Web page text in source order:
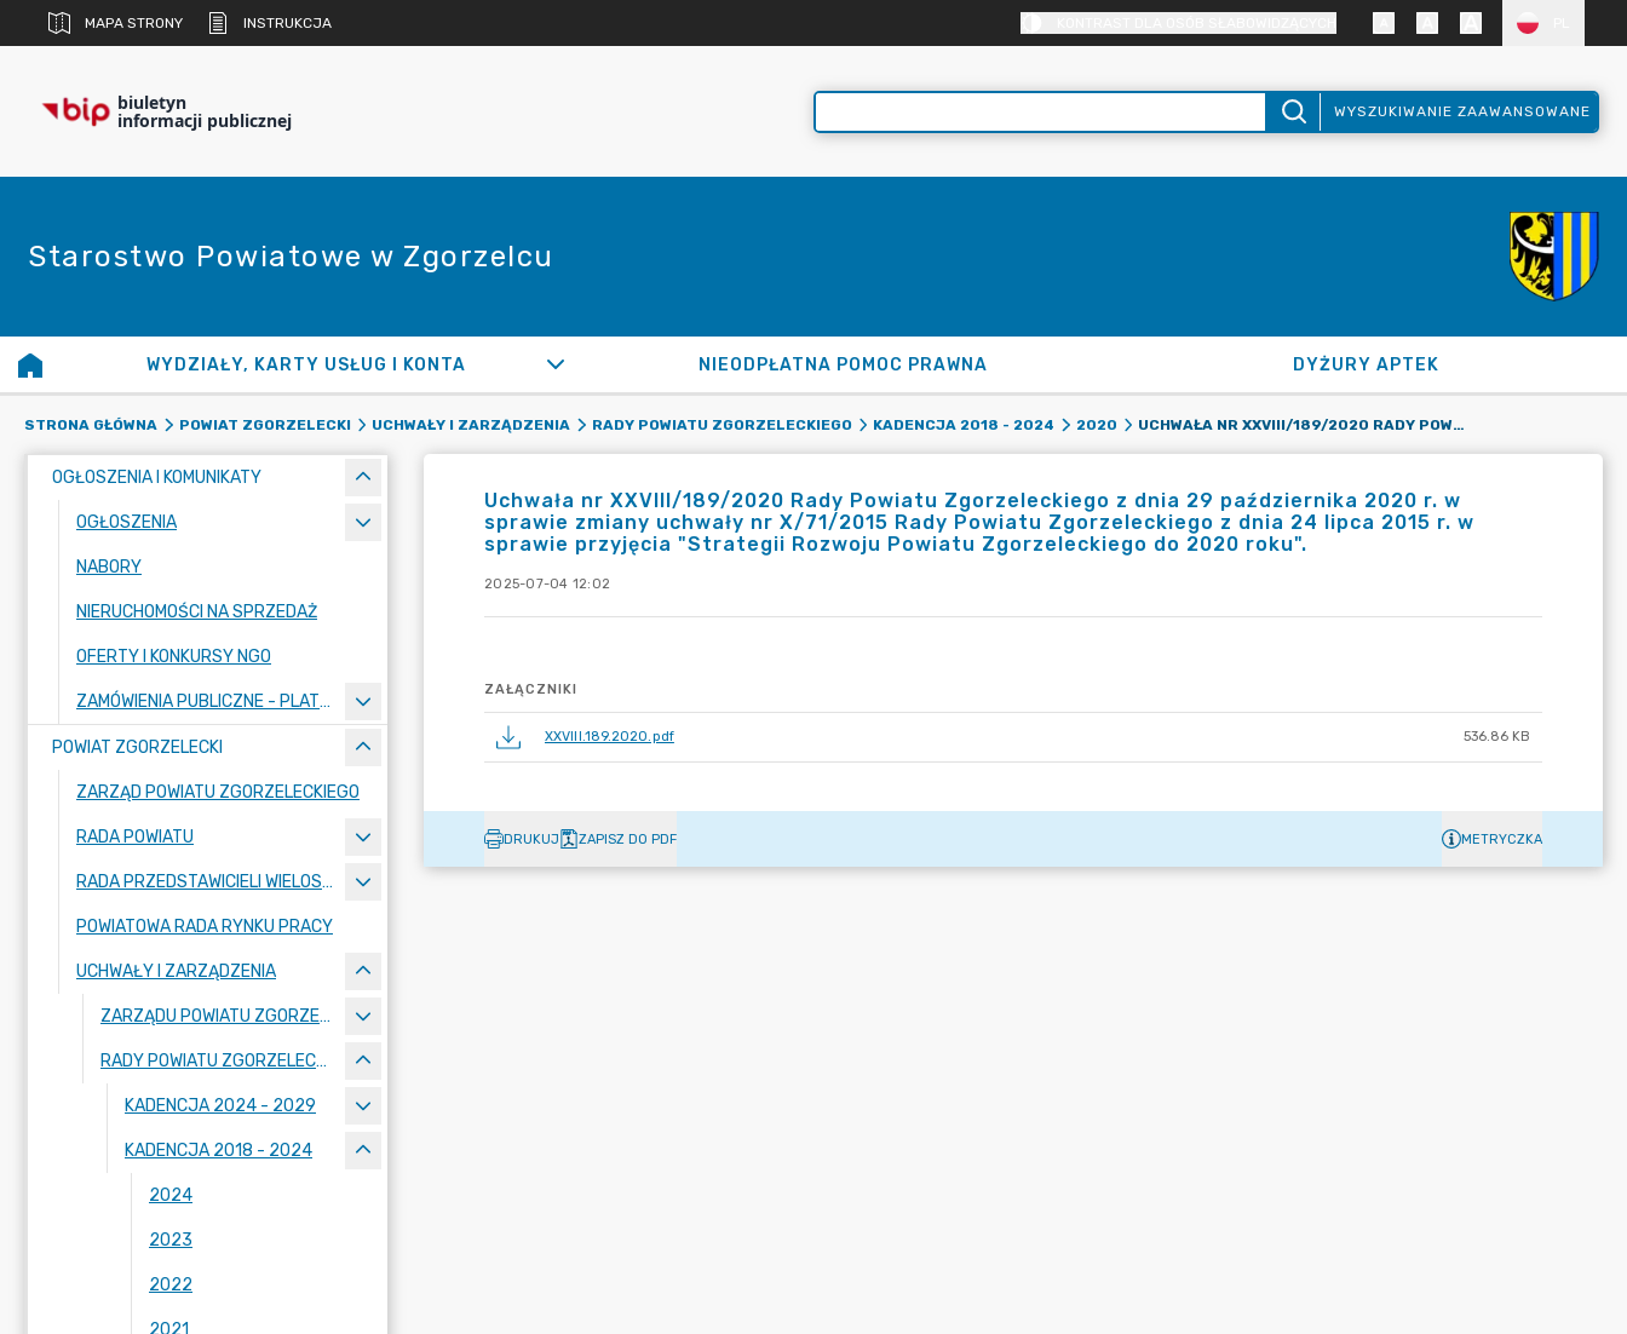
MAPA STRONY INSTRUKCJA
biuletyn
informacji publicznej WYSZUKIWANIE ZAAWANSOWANE
Starostwo Powiatowe w Zgorzelcu
WYDZIAŁY, KARTY USŁUG I KONTA NIEODPŁATNA POMOC PRAWNA DYŻURY APTEK
STRONA GŁÓWNA POWIAT ZGORZELECKI UCHWAŁY I ZARZĄDZENIA RADY POWIATU ZGORZELECKIEGO KADENCJA 2018 - 2024 2020 UCHWAŁA NR XXVIII/189/2020 RADY POWIATU ZGORZELECKIEGO Z DNIA 29 PAŹDZIERNIKA 2020 R. W SPRAWIE ZMIANY UCHWAŁY NR X/71/2015 RADY POWIATU ZGORZELECKIEGO Z DNIA 24 LIPCA 2015 R. W SPRAWIE PRZYJĘCIA "STRATEGII ROZWOJU POWIATU ZGORZELECKIEGO DO 2020 ROKU".
OGŁOSZENIA I KOMUNIKATY
OGŁOSZENIA
NABORY
NIERUCHOMOŚCI NA SPRZEDAŻ
OFERTY I KONKURSY NGO
ZAMÓWIENIA PUBLICZNE - PLATFORMA ZAKUPOWA
POWIAT ZGORZELECKI
ZARZĄD POWIATU ZGORZELECKIEGO
RADA POWIATU
RADA PRZEDSTAWICIELI WIELOSPECJALISTYCZNEGO ZESPOŁU OPIEKI ZDROWOTNEJ "BOLESŁAWIEC-ZGORZELEC" SAMODZIELNEGO PUBLICZNEGO ZAKŁADU OPIEKI ZDROWOTNEJ
POWIATOWA RADA RYNKU PRACY
UCHWAŁY I ZARZĄDZENIA
ZARZĄDU POWIATU ZGORZELECKIEGO
RADY POWIATU ZGORZELECKIEGO
KADENCJA 2024 - 2029
KADENCJA 2018 - 2024
2024
2023
2022
2021
Uchwała nr XXVIII/189/2020 Rady Powiatu Zgorzeleckiego z dnia 29 października 2020 r. w
sprawie zmiany uchwały nr X/71/2015 Rady Powiatu Zgorzeleckiego z dnia 24 lipca 2015 r. w
sprawie przyjęcia "Strategii Rozwoju Powiatu Zgorzeleckiego do 2020 roku".
2025-07-04 12:02
ZAŁĄCZNIKI
XXVIII.189.2020.pdf 536.86 KB
DRUKUJ ZAPISZ DO PDF METRYCZKA